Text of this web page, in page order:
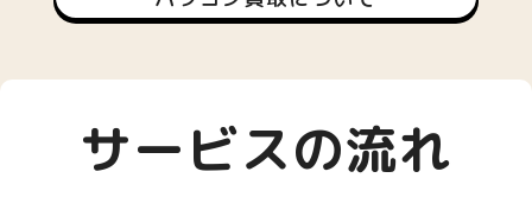
サービスの流れ